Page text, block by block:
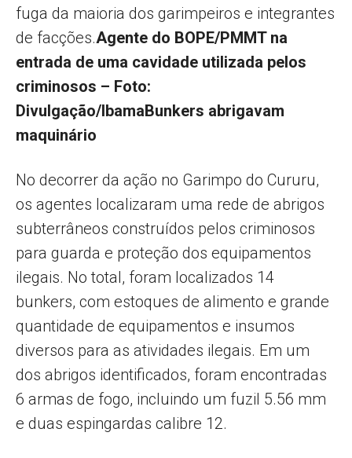
fuga da maioria dos garimpeiros e integrantes
de facções.Agente do BOPE/PMMT na
entrada de uma cavidade utilizada pelos
criminosos – Foto:
Divulgação/IbamaBunkers abrigavam
maquinário
No decorrer da ação no Garimpo do Cururu,
os agentes localizaram uma rede de abrigos
subterrâneos construídos pelos criminosos
para guarda e proteção dos equipamentos
ilegais. No total, foram localizados 14
bunkers, com estoques de alimento e grande
quantidade de equipamentos e insumos
diversos para as atividades ilegais. Em um
dos abrigos identificados, foram encontradas
6 armas de fogo, incluindo um fuzil 5.56 mm
e duas espingardas calibre 12.